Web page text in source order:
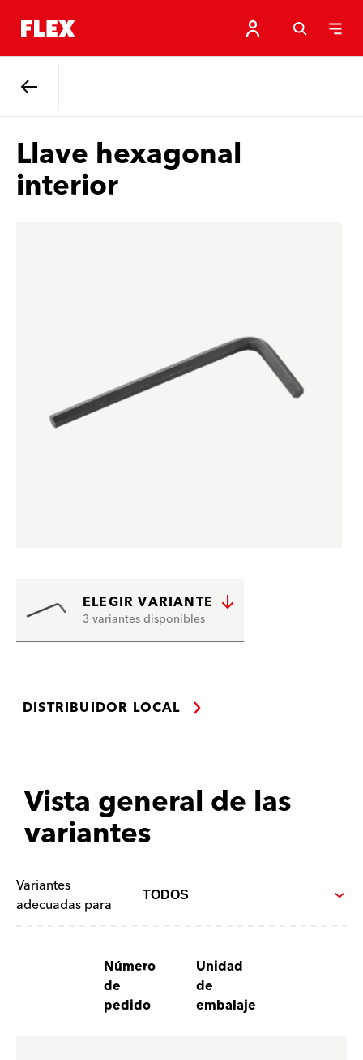
Llave hexagonal
interior
ELEGIR VARIANTE
3 variantes disponibles
DISTRIBUIDOR LOCAL
Vista general de las
variantes
Variantes
adecuadas para
Número
de
pedido
Unidad
de
embalaje